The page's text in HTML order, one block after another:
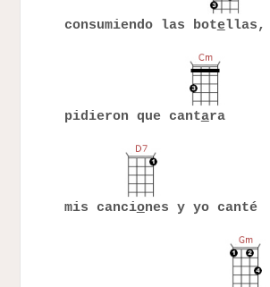
consumiendo las botellas,
pidieron que cantara
mis canciones y yo canté